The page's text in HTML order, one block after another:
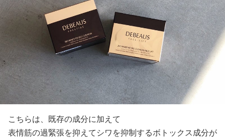
こちらは、既存の成分に加えて
表情筋の過緊張を抑えてシワを抑制するボトックス成分が